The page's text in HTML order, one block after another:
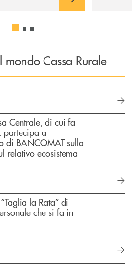
mondo Cassa Rurale
Centrale, di cui fa
partecipa a
di BANCOMAT sulla
relativo ecosistema
la Rata” di
che si fa in